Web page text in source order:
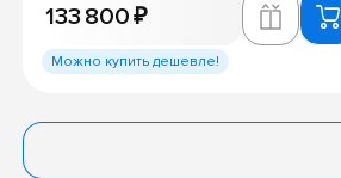
133 800 ₽
Можно купить дешевле!